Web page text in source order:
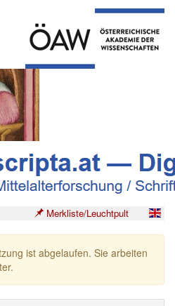
Merkliste/Leuchtpult
ist abgelaufen. Sie arbeiten